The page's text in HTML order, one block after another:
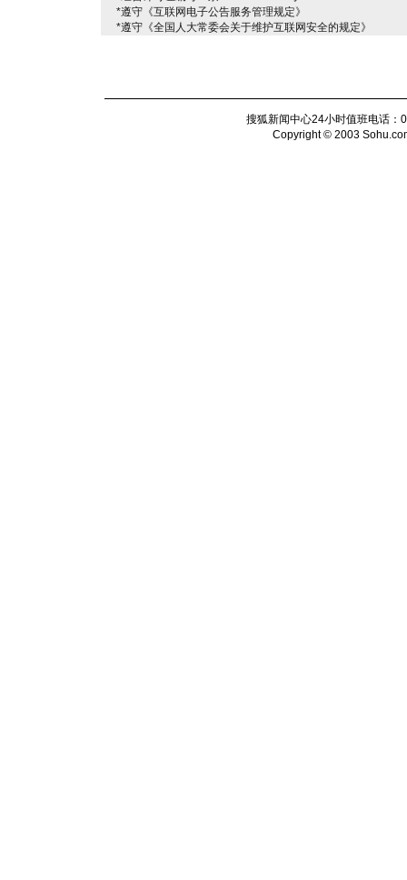
*遵守《互联网电子公告服务管理规定》
*遵守《全国人大常委会关于维护互联网安全的规定》
搜狐新闻中心24小时值班电话
Copyright © 2003